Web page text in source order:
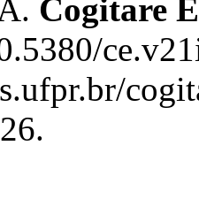
Cogitare